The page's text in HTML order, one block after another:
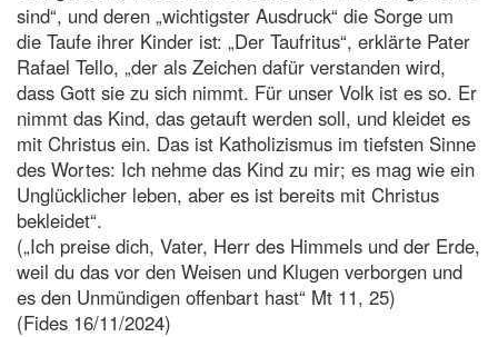
sind“, und deren „wichtigster Ausdruck“ die Sorge um
die Taufe ihrer Kinder ist: „Der Taufritus“, erklärte Pater
Rafael Tello, „der als Zeichen dafür verstanden wird,
dass Gott sie zu sich nimmt. Für unser Volk ist es so. Er
nimmt das Kind, das getauft werden soll, und kleidet es
mit Christus ein. Das ist Katholizismus im tiefsten Sinne
des Wortes: Ich nehme das Kind zu mir; es mag wie ein
Unglücklicher leben, aber es ist bereits mit Christus
bekleidet“.
(„Ich preise dich, Vater, Herr des Himmels und der Erde,
weil du das vor den Weisen und Klugen verborgen und
es den Unmündigen offenbart hast“ Mt 11, 25)
(Fides 16/11/2024)